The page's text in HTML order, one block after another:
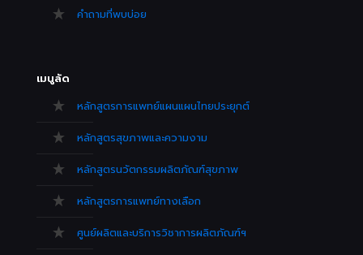
คำถามที่พบบ่อย
เมนูลัด
หลักสูตรการแพทย์แผนแผนไทยประยุกต์
หลักสูตรสุขภาพและความงาม
หลักสูตรนวัตกรรมผลิตภัณฑ์สุขภาพ
หลักสูตรการแพทย์ทางเลือก
ศูนย์ผลิตและบริการวิชาการผลิตภัณฑ์ฯ